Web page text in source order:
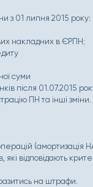
з 01 липня 2015 року:
накладних в ЄРПН;
суми
після 01.07.2015
ПН та інші зміни.
(амортизація
відповідають
на штрафи.